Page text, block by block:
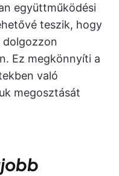
együttműködési
teszik, hogy
dolgozzon
Ez megkönnyíti a
való
megosztását